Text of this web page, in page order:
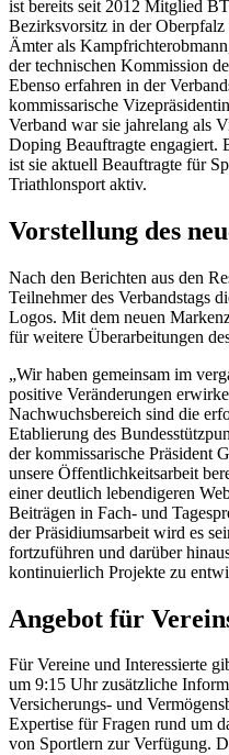
ist bereits seit 2012 Mitglied
Bezirksvorsitz in der Oberpfalz
Ämter als
der technischen Kommission
Ebenso erfahren in der
kommissarische
Verband war sie jahrelang als
Doping Beauftragte engagiert.
ist sie aktuell Beauftragte für
Triathlonsport aktiv.
Vorstellung des
Nach den Berichten aus den
Teilnehmer des Verbandstags
Logos. Mit dem neuen
für weitere Überarbeitungen
„Wir haben gemeinsam im
positive Veränderungen
Nachwuchsbereich sind die
Etablierung des
der kommissarische Präsident
unsere Öffentlichkeitsarbeit
einer deutlich lebendigeren
Beiträgen in Fach- und
der Präsidiumsarbeit wird es
fortzuführen und darüber
kontinuierlich Projekte zu
Angebot für
Für Vereine und Interessierte
um 9:15 Uhr zusätzliche
Versicherungs- und Vermö
Expertise für Fragen rund um
von Sportlern zur Verfügung.